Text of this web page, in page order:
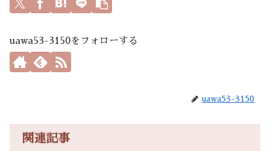
uawa53-3150をフォローする
uawa53-3150
関連記事